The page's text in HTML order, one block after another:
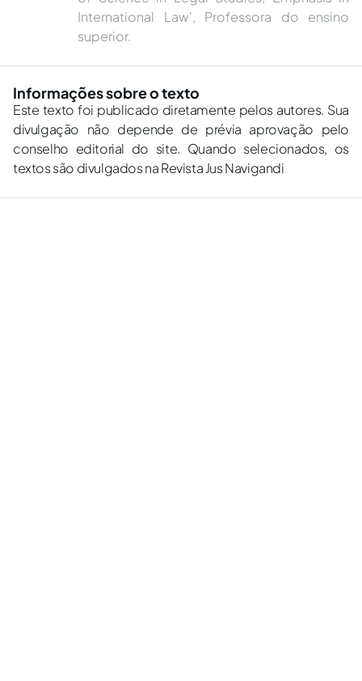
International Law', Professora do ensino
superior.
Informações sobre o texto
Este texto foi publicado diretamente pelos autores. Sua
divulgação não depende de prévia aprovação pelo
conselho editorial do site. Quando selecionados, os
textos são divulgados na Revista Jus Navigandi